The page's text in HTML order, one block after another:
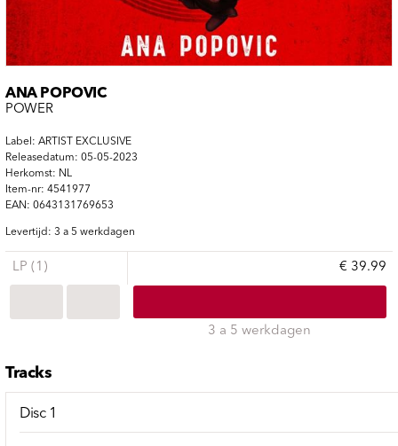
ANA POPOVIC
POWER
Label: ARTIST EXCLUSIVE
Releasedatum: 05-05-2023
Herkomst: NL
Item-nr: 4541977
EAN: 0643131769653
Levertijd: 3 a 5 werkdagen
LP (1) € 39.99
3 a 5 werkdagen
Tracks
Disc 1